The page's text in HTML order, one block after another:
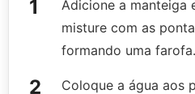
Adicione a manteiga
misture com as
formando uma
Coloque a água aos